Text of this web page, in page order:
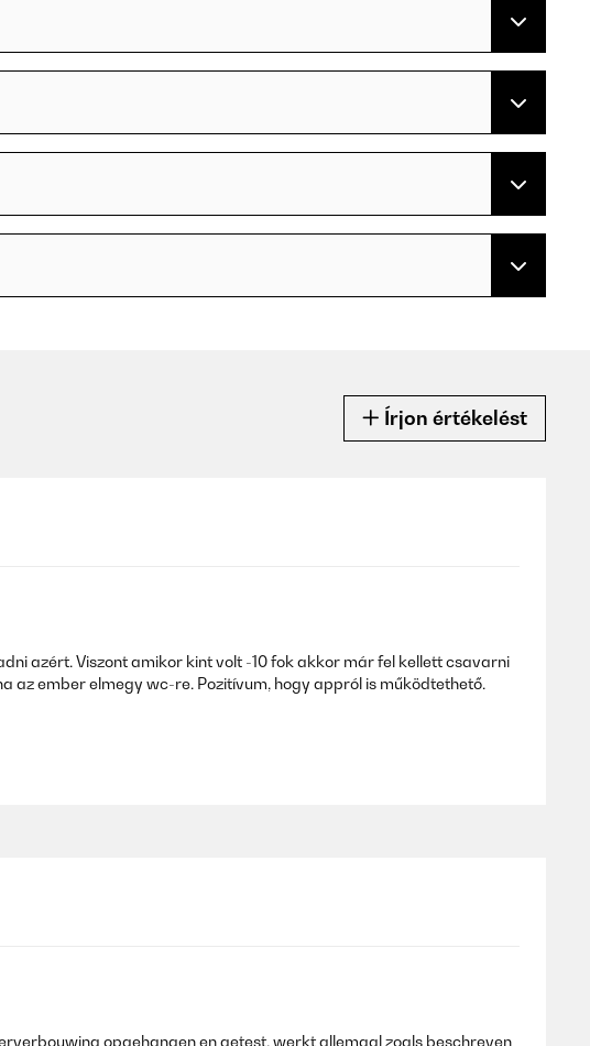
Írjon értékelést
azért. Viszont amikor kint volt -10 fok akkor már fel kellett csavarni
az ember elmegy wc-re. Pozitívum, hogy appról is működtethető.
opgehangen en getest, werkt allemaal zoals beschreven